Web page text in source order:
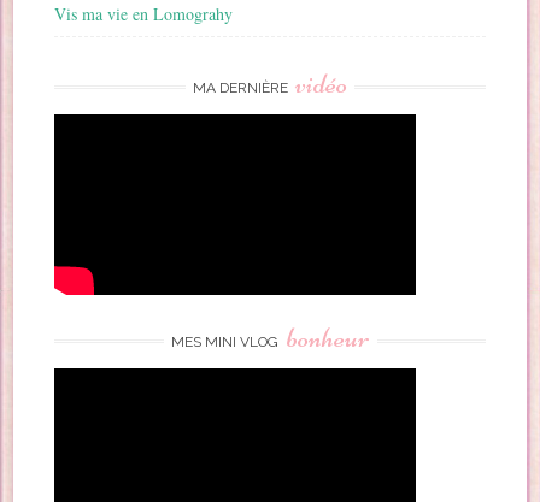
Vis ma vie en Lomograhy
MA DERNIÈRE vidéo
MES MINI VLOG bonheur